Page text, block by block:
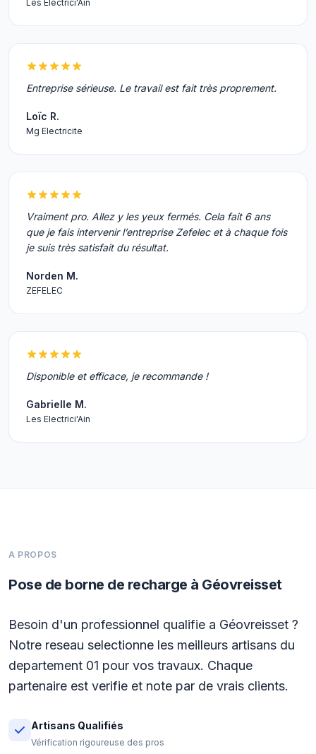
Les Electrici'Ain
Entreprise sérieuse. Le travail est fait très proprement.
Loïc R.
Mg Electricite
Vraiment pro. Allez y les yeux fermés. Cela fait 6 ans
que je fais intervenir l’entreprise Zefelec et à chaque fois
je suis très satisfait du résultat.
Norden M.
ZEFELEC
Disponible et efficace, je recommande !
Gabrielle M.
Les Electrici'Ain
A PROPOS
Pose de borne de recharge à Géovreisset
Besoin d'un professionnel qualifie a Géovreisset ?
Notre reseau selectionne les meilleurs artisans du
departement 01 pour vos travaux. Chaque
partenaire est verifie et note par de vrais clients.
Artisans Qualifiés
Vérification rigoureuse des pros